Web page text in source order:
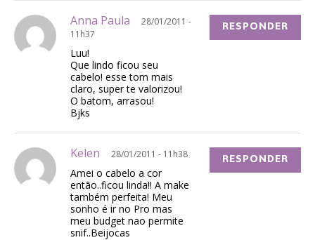
Anna Paula
28/01/2011 -
11h37
Luu!
Que lindo ficou seu
cabelo! esse tom mais
claro, super te valorizou!
O batom, arrasou!
Bjks
RESPONDER
Kelen 28/01/2011 - 11h38
Amei o cabelo a cor
então..ficou linda!! A make
também perfeita! Meu
sonho é ir no Pro mas
meu budget nao permite
snif..Beijocas
RESPONDER